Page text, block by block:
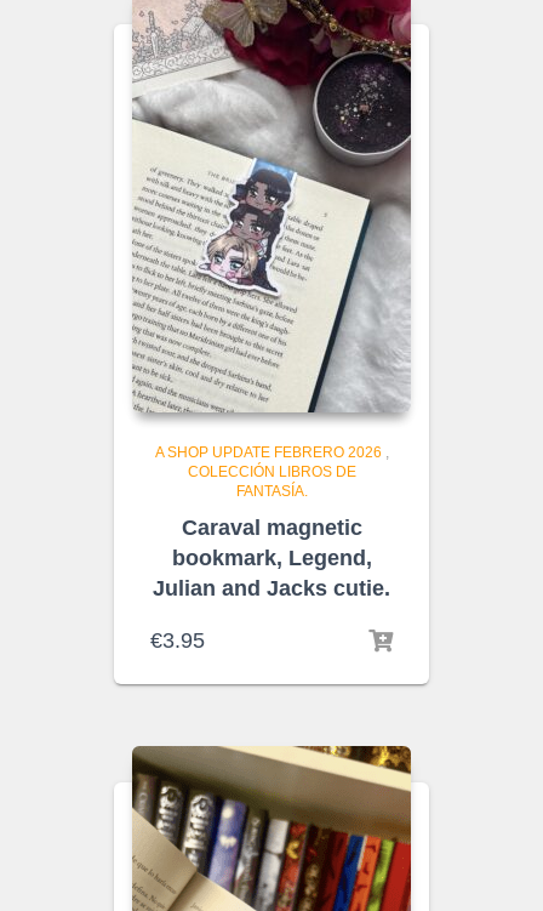
A SHOP UPDATE FEBRERO 2026 ,
COLECCIÓN LIBROS DE
FANTASÍA.
Caraval magnetic
bookmark, Legend,
Julian and Jacks cutie.
€3.95